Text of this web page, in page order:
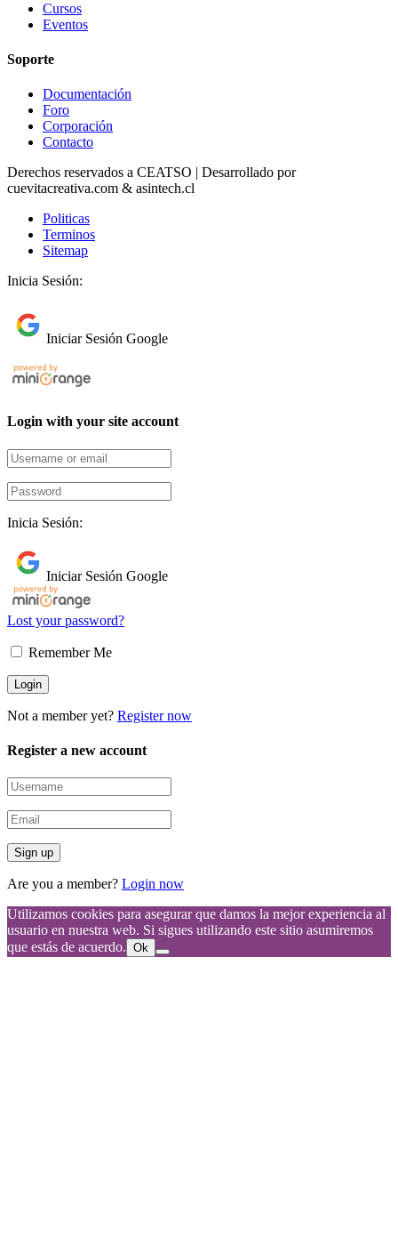
Cursos
Eventos
Soporte
Documentación
Foro
Corporación
Contacto
Derechos reservados a CEATSO | Desarrollado por
cuevitacreativa.com & asintech.cl
Politicas
Terminos
Sitemap
Inicia Sesión:
Iniciar Sesión Google
Login with your site account
Inicia Sesión:
Iniciar Sesión Google
Lost your password?
Remember Me
Not a member yet? Register now
Register a new account
Are you a member? Login now
Utilizamos cookies para asegurar que damos la mejor experiencia al
usuario en nuestra web. Si sigues utilizando este sitio asumiremos
que estás de acuerdo. Ok